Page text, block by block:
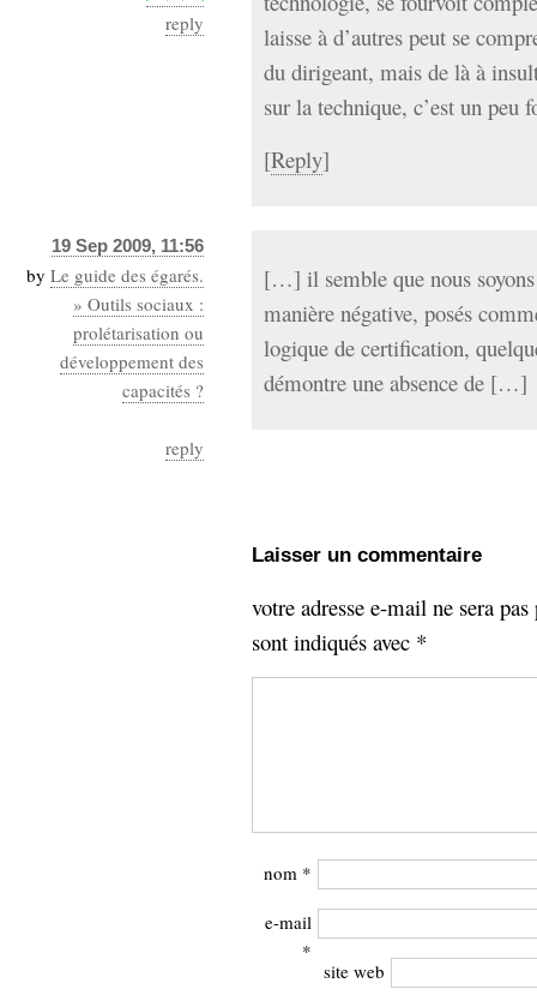
reply
laisse à d’autres peut se
du dirigeant, mais de là à
sur la technique, c’est un
[Reply]
19 Sep 2009, 11:56
by Le guide des égarés.
» Outils sociaux :
prolétarisation ou
développement des
capacités ?
reply
[…] il semble que nous
manière négative, posés
logique de certification,
démontre une absence de […]
Laisser un commentaire
votre adresse e-mail ne sera
sont indiqués avec *
nom *
e-mail
*
site web